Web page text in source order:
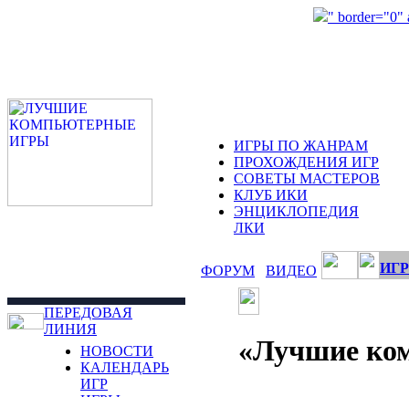
" border="0"
ИГРЫ ПО ЖАНРАМ
ПРОХОЖДЕНИЯ ИГР
СОВЕТЫ МАСТЕРОВ
КЛУБ ИКИ
ЭНЦИКЛОПЕДИЯ
ЛКИ
ФОРУМ ВИДЕО
ПЕРЕДОВАЯ
ЛИНИЯ
НОВОСТИ
КАЛЕНДАРЬ
ИГР
«Лучшие